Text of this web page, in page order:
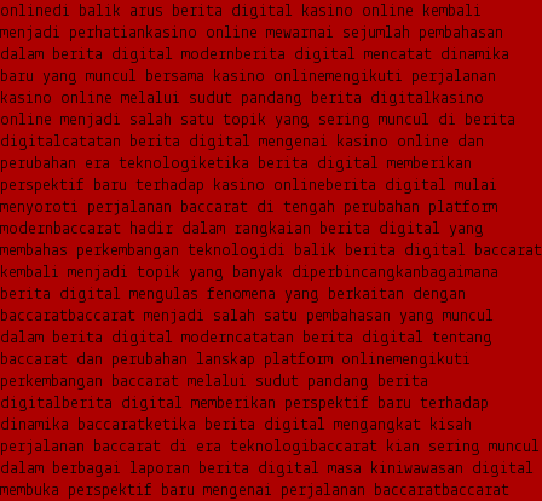
onlinedi balik arus berita digital kasino online kembali
menjadi perhatian kasino online mewarnai sejumlah pembahasan
dalam berita digital modern berita digital mencatat dinamika
baru yang muncul bersama kasino onlinemengikuti perjalanan
kasino online melalui sudut pandang berita digital kasino
online menjadi salah satu topik yang sering muncul di berita
digitalcatatan berita digital mengenai kasino online dan
perubahan era teknologi ketika berita digital memberikan
perspektif baru terhadap kasino online berita digital mulai
menyoroti perjalanan baccarat di tengah perubahan platform
modern baccarat hadir dalam rangkaian berita digital yang
membahas perkembangan teknologidi balik berita digital baccarat
kembali menjadi topik yang banyak diperbincangkan bagaimana
berita digital mengulas fenomena yang berkaitan dengan
baccaratbaccarat menjadi salah satu pembahasan yang muncul
dalam berita digital moderncatatan berita digital tentang
baccarat dan perubahan lanskap platform onlinemengikuti
perkembangan baccarat melalui sudut pandang berita
digital berita digital memberikan perspektif baru terhadap
dinamika baccaratketika berita digital mengangkat kisah
perjalanan baccarat di era teknologi baccarat kian sering muncul
dalam berbagai laporan berita digital masa kiniwawasan digital
membuka perspektif baru mengenai perjalanan baccaratbaccarat